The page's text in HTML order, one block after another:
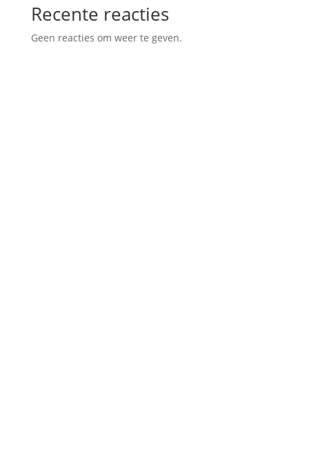
Recente reacties
Geen reacties om weer te geven.